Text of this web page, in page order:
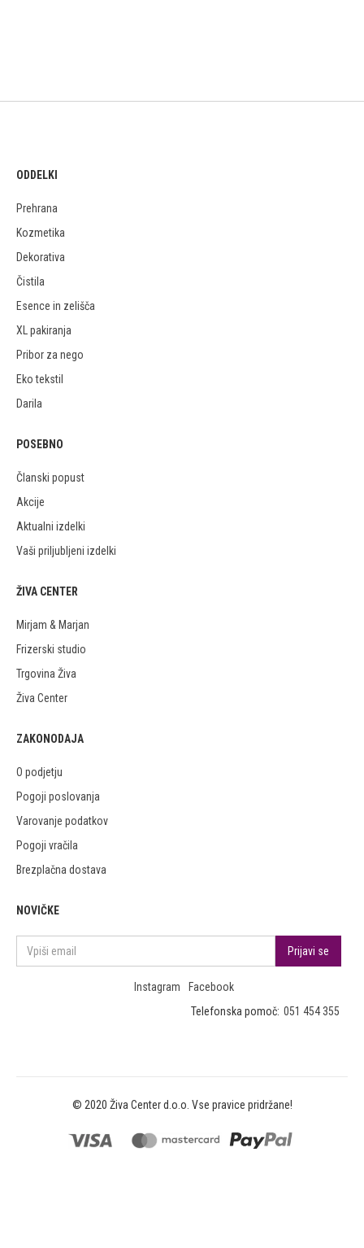
ODDELKI
Prehrana
Kozmetika
Dekorativa
Čistila
Esence in zelišča
XL pakiranja
Pribor za nego
Eko tekstil
Darila
POSEBNO
Članski popust
Akcije
Aktualni izdelki
Vaši priljubljeni izdelki
ŽIVA CENTER
Mirjam & Marjan
Frizerski studio
Trgovina Živa
Živa Center
ZAKONODAJA
O podjetju
Pogoji poslovanja
Varovanje podatkov
Pogoji vračila
Brezplačna dostava
NOVIČKE
Instagram
Facebook
Telefonska pomoč: 051 454 355
© 2020 Živa Center d.o.o. Vse pravice pridržane!